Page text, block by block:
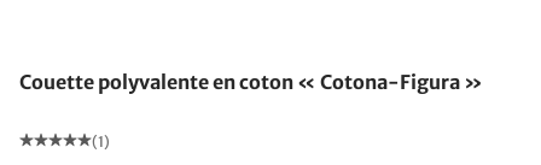
Couette polyvalente en coton « Cotona-Figura »
(1)